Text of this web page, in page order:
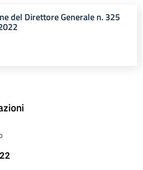
del Direttore Generale n. 325